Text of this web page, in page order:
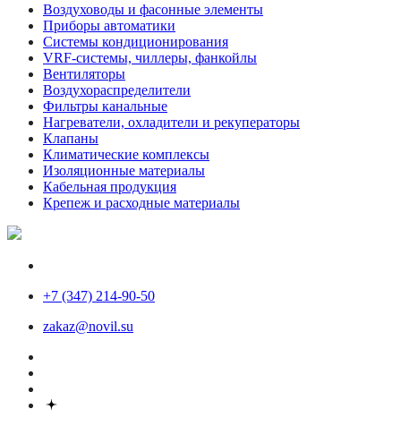
Воздуховоды и фасонные элементы
Приборы автоматики
Системы кондиционирования
VRF-системы, чиллеры, фанкойлы
Вентиляторы
Воздухораспределители
Фильтры канальные
Нагреватели, охладители и рекуператоры
Клапаны
Климатические комплексы
Изоляционные материалы
Кабельная продукция
Крепеж и расходные материалы
+7 (347) 214-90-50
zakaz@novil.su